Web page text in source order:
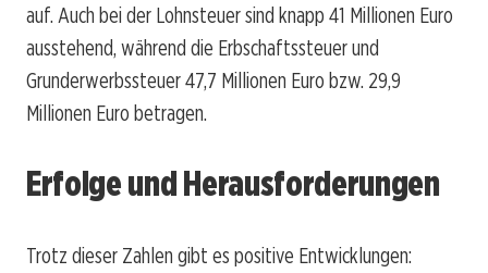
auf. Auch bei der Lohnsteuer sind knapp 41 Millionen Euro
ausstehend, während die Erbschaftssteuer und
Grunderwerbssteuer 47,7 Millionen Euro bzw. 29,9
Millionen Euro betragen.
Erfolge und Herausforderungen
Trotz dieser Zahlen gibt es positive Entwicklungen: